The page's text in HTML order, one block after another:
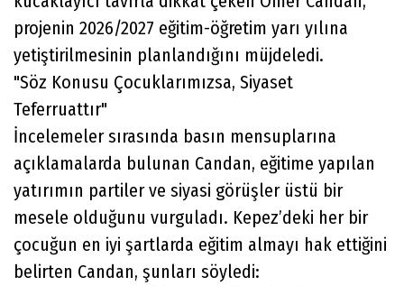
projenin 2026/2027 eğitim-öğretim yarı yılına
yetiştirilmesinin planlandığını müjdeledi.
​"Söz Konusu Çocuklarımızsa, Siyaset
Teferruattır"
​İncelemeler sırasında basın mensuplarına
açıklamalarda bulunan Candan, eğitime yapılan
yatırımın partiler ve siyasi görüşler üstü bir
mesele olduğunu vurguladı. Kepez’deki her bir
çocuğun en iyi şartlarda eğitim almayı hak ettiğini
belirten Candan, şunları söyledi: